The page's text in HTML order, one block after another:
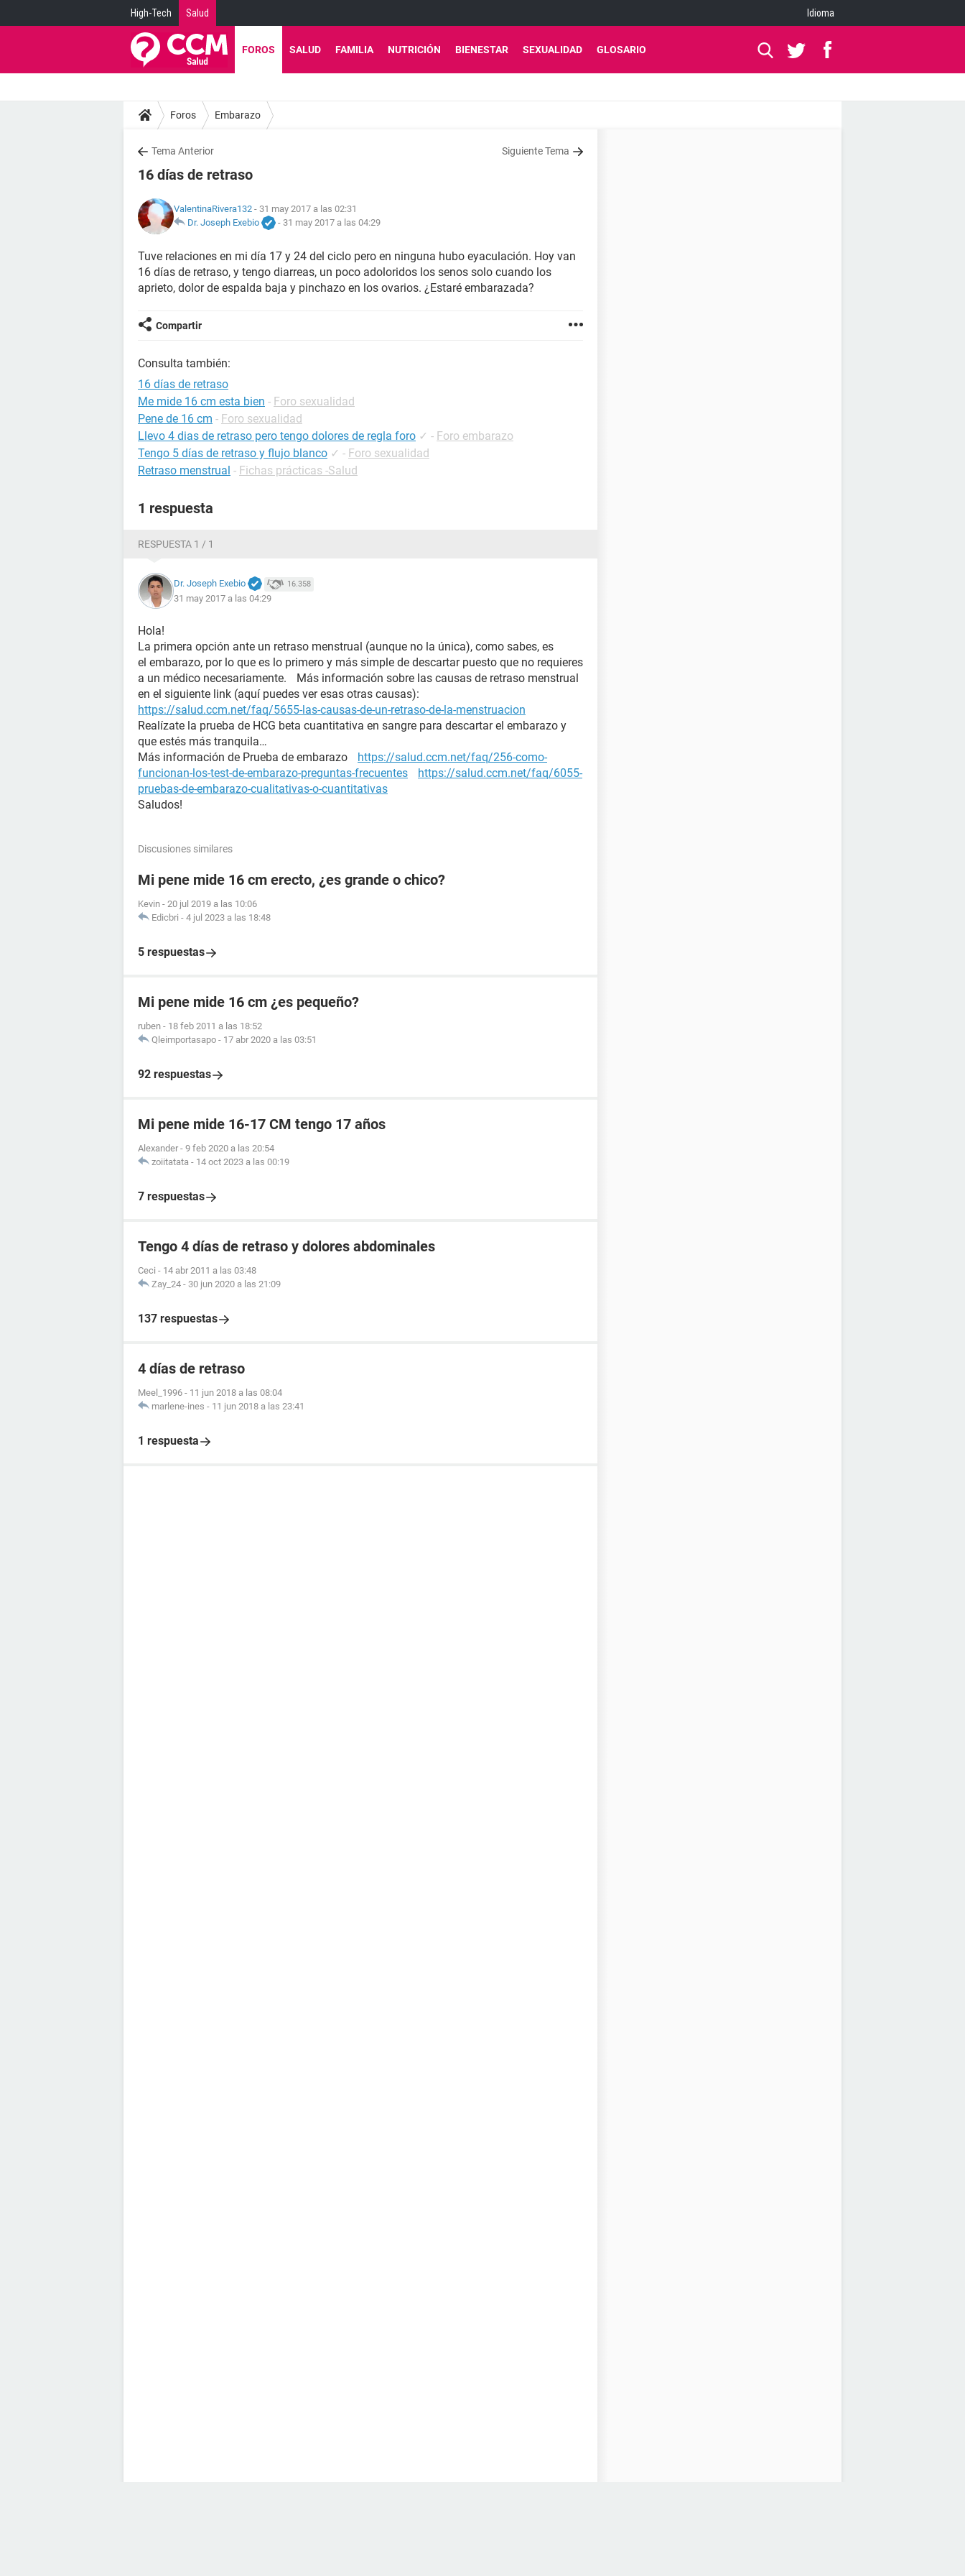
High-Tech Salud Idioma
FOROS SALUD FAMILIA NUTRICIÓN BIENESTAR SEXUALIDAD GLOSARIO
Foros Embarazo
Tema Anterior Siguiente Tema
16 días de retraso
ValentinaRivera132 - 31 may 2017 a las 02:31
Dr. Joseph Exebio
- 31 may 2017 a las 04:29
Tuve relaciones en mi día 17 y 24 del ciclo pero en ninguna hubo eyaculación. Hoy van
16 días de retraso, y tengo diarreas, un poco adoloridos los senos solo cuando los
aprieto, dolor de espalda baja y pinchazo en los ovarios. ¿Estaré embarazada?
Compartir
Consulta también:
16 días de retraso
Me mide 16 cm esta bien - Foro sexualidad
Pene de 16 cm - Foro sexualidad
Llevo 4 dias de retraso pero tengo dolores de regla foro ✓ - Foro embarazo
Tengo 5 días de retraso y flujo blanco ✓ - Foro sexualidad
Retraso menstrual - Fichas prácticas -Salud
1 respuesta
RESPUESTA 1 / 1
Dr. Joseph Exebio 16.358
31 may 2017 a las 04:29
Hola!
La primera opción ante un retraso menstrual (aunque no la única), como sabes, es
el embarazo, por lo que es lo primero y más simple de descartar puesto que no requieres
a un médico necesariamente. Más información sobre las causas de retraso menstrual
en el siguiente link (aquí puedes ver esas otras causas):
https://salud.ccm.net/faq/5655-las-causas-de-un-retraso-de-la-menstruacion
Realízate la prueba de HCG beta cuantitativa en sangre para descartar el embarazo y
que estés más tranquila…
Más información de Prueba de embarazo https://salud.ccm.net/faq/256-como-
funcionan-los-test-de-embarazo-preguntas-frecuentes
https://salud.ccm.net/faq/6055-
pruebas-de-embarazo-cualitativas-o-cuantitativas
Saludos!
Discusiones similares
Mi pene mide 16 cm erecto, ¿es grande o chico?
Kevin - 20 jul 2019 a las 10:06
Edicbri - 4 jul 2023 a las 18:48
5 respuestas
Mi pene mide 16 cm ¿es pequeño?
ruben - 18 feb 2011 a las 18:52
Qleimportasapo - 17 abr 2020 a las 03:51
92 respuestas
Mi pene mide 16-17 CM tengo 17 años
Alexander - 9 feb 2020 a las 20:54
zoiitatata - 14 oct 2023 a las 00:19
7 respuestas
Tengo 4 días de retraso y dolores abdominales
Ceci - 14 abr 2011 a las 03:48
Zay_24 - 30 jun 2020 a las 21:09
137 respuestas
4 días de retraso
Meel_1996 - 11 jun 2018 a las 08:04
marlene-ines - 11 jun 2018 a las 23:41
1 respuesta